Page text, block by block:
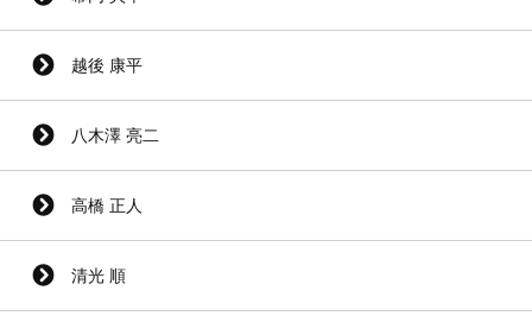
越後 康平
八木澤 亮二
高橋 正人
清光 順